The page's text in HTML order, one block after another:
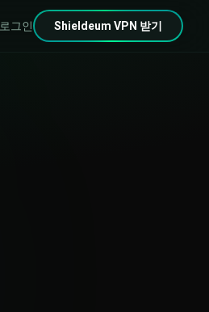
로그인 Shieldeum VPN 받기